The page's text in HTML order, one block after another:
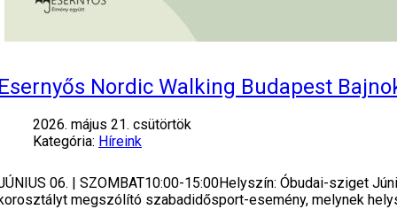
Nordic Walking Budapest
2026. május 21. csütörtök
Kategória: Híreink
06. | SZOMBAT10:00-15:00Helyszín: Óbudai-sziget
megszólító szabadidősport-esemény, melynek